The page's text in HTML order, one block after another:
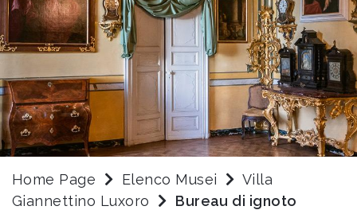
Home Page Elenco Musei
Villa
Giannettino Luxoro
Bureau di ignoto